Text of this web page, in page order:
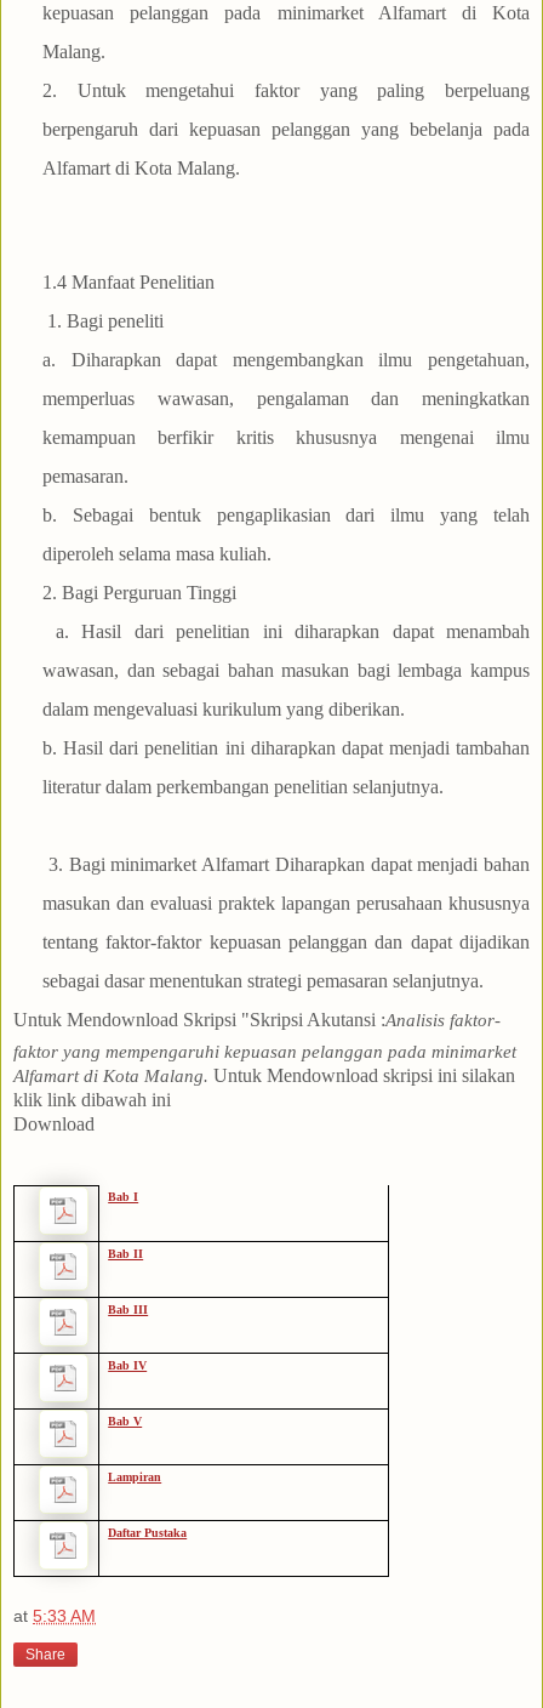
kepuasan pelanggan pada minimarket Alfamart di Kota
Malang.
2. Untuk mengetahui faktor yang paling berpeluang
berpengaruh dari kepuasan pelanggan yang bebelanja pada
Alfamart di Kota Malang.
1.4 Manfaat Penelitian
1. Bagi peneliti
a. Diharapkan dapat mengembangkan ilmu pengetahuan,
memperluas wawasan, pengalaman dan meningkatkan
kemampuan berfikir kritis khususnya mengenai ilmu
pemasaran.
b. Sebagai bentuk pengaplikasian dari ilmu yang telah
diperoleh selama masa kuliah.
2. Bagi Perguruan Tinggi
a. Hasil dari penelitian ini diharapkan dapat menambah
wawasan, dan sebagai bahan masukan bagi lembaga kampus
dalam mengevaluasi kurikulum yang diberikan.
b. Hasil dari penelitian ini diharapkan dapat menjadi tambahan
literatur dalam perkembangan penelitian selanjutnya.
3. Bagi minimarket Alfamart Diharapkan dapat menjadi bahan
masukan dan evaluasi praktek lapangan perusahaan khususnya
tentang faktor-faktor kepuasan pelanggan dan dapat dijadikan
sebagai dasar menentukan strategi pemasaran selanjutnya.
Untuk Mendownload Skripsi "Skripsi Akutansi :Analisis faktor-
faktor yang mempengaruhi kepuasan pelanggan pada minimarket
Alfamart di Kota Malang. Untuk Mendownload skripsi ini silakan
klik link dibawah ini
Download
Bab I
Bab II
Bab III
Bab IV
Bab V
Lampiran
Daftar Pustaka
at 5:33 AM
Share